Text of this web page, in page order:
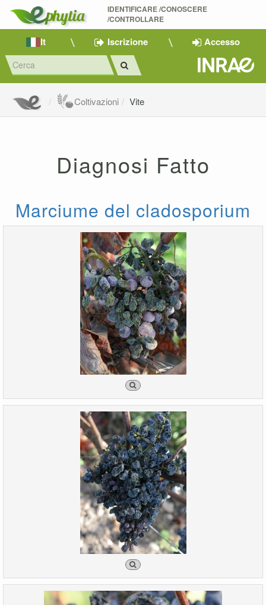
IDENTIFICARE /CONOSCERE
/CONTROLLARE
It Iscrizione Accesso
Coltivazioni Vite
Diagnosi Fatto
Marciume del cladosporium